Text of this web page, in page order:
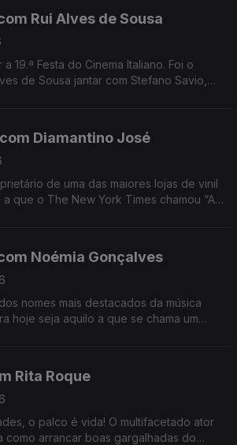
Rui Alves de Sousa
19.ª Festa do Cinema Italiano. Foi o
de Sousa jantar com Stefano Savio,
Diamantino José
de uma das maiores lojas de vinil
que o The New York Times chamou “A
Noémia Gonçalves
nomes mais destacados da música
hoje seja aquilo a que se chama um
Rita Roque
o palco é vida! O multifacetado ator
como arrancar boas gargalhadas do